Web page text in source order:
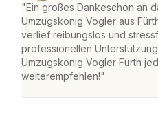
"Ein großes Dankeschön an
Umzugskönig Vogler aus
verlief reibungslos und
professionellen
Umzugskönig Vogler Fürth
weiterempfehlen!"